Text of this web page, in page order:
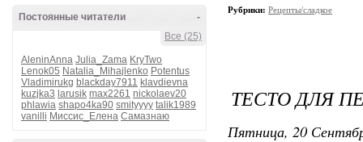
-
Постоянные читатели
Все (25)
AleninAnna Julia_Zama KryTwo
Lenok05 Natalia_Mihajlenko Potentus
Vladimirukg blackday7911 klavdievna
kuzjka3 larusik max2261 nickolaev20
phlawia shapo4ka90 smityyyy talik1989
vanilli Миссис_Елена Самазнаю
Рубрики: Рецепты/сладкое
ТЕСТО ДЛЯ
Пятница, 20